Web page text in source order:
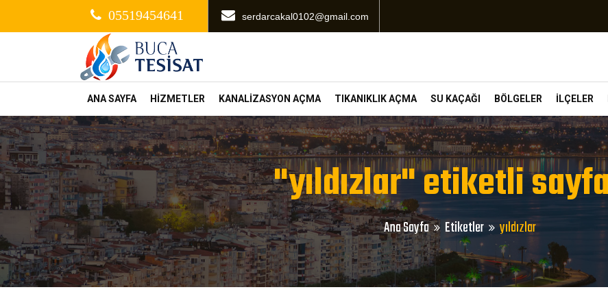
05519454641 serdarcakal0102@gmail.com
ANA SAYFA HİZMETLER KANALİZASYON AÇMA TIKANIKLIK AÇMA SU KAÇAĞI BÖLGELER İLÇELER
"yıldızlar" etiketli
Ana Sayfa Etiketler yıldızlar